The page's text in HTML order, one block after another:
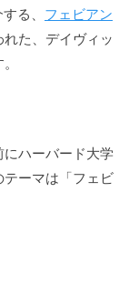
る、 フェビアン
た、デイヴィッ
ハーバード大学
テーマは「フェビ